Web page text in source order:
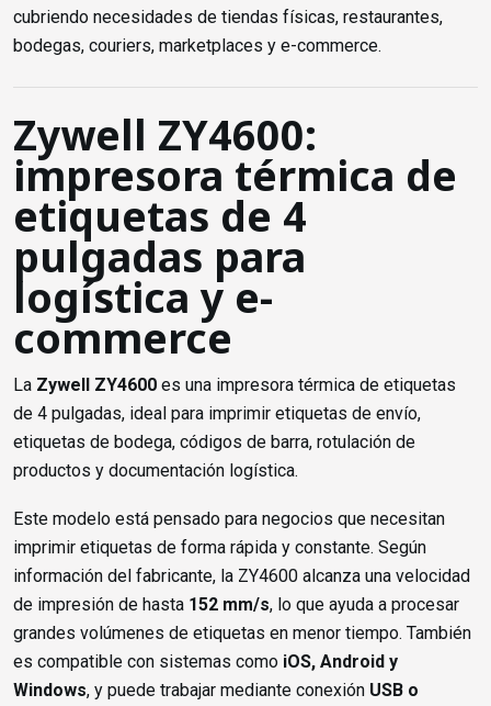
cubriendo necesidades de tiendas físicas, restaurantes,
bodegas, couriers, marketplaces y e-commerce.
Zywell ZY4600:
impresora térmica de
etiquetas de 4
pulgadas para
logística y e-
commerce
La Zywell ZY4600 es una impresora térmica de etiquetas
de 4 pulgadas, ideal para imprimir etiquetas de envío,
etiquetas de bodega, códigos de barra, rotulación de
productos y documentación logística.
Este modelo está pensado para negocios que necesitan
imprimir etiquetas de forma rápida y constante. Según
información del fabricante, la ZY4600 alcanza una velocidad
de impresión de hasta 152 mm/s, lo que ayuda a procesar
grandes volúmenes de etiquetas en menor tiempo. También
es compatible con sistemas como iOS, Android y
Windows, y puede trabajar mediante conexión USB o